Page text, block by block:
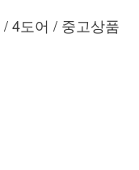
/ 4도어 / 중고상품